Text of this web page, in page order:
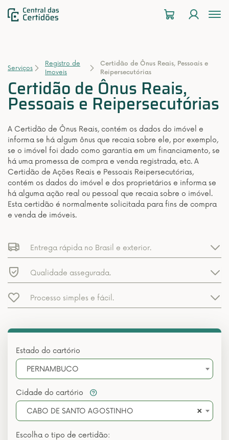
Serviços
Registro de
Imoveis
Certidão de Ônus Reais, Pessoais e
Reipersecutórias
Certidão de Ônus Reais,
Pessoais e Reipersecutórias
A Certidão de Ônus Reais, contém os dados do imóvel e
informa se há algum ônus que recaia sobre ele, por exemplo,
se o imóvel foi dado como garantia em um financiamento, se
há uma promessa de compra e venda registrada, etc. A
Certidão de Ações Reais e Pessoais Reipersecutórias,
contém os dados do imóvel e dos proprietários e informa se
há alguma ação real ou pessoal que recaia sobre o imóvel.
Esta certidão é normalmente solicitada para fins de compra
e venda de imóveis.
Entrega rápida no Brasil e exterior.
Qualidade assegurada.
Processo simples e fácil.
Estado do cartório
PERNAMBUCO
Cidade do cartório
×
CABO DE SANTO AGOSTINHO
Escolha o tipo de certidão: